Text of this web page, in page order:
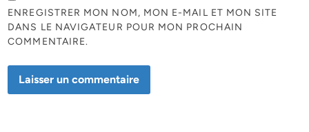
ENREGISTRER MON NOM, MON E-MAIL ET MON SITE
DANS LE NAVIGATEUR POUR MON PROCHAIN
COMMENTAIRE.